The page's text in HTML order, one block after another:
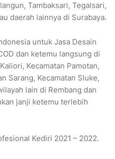
Tambaksari, Tegalsari,
daerah lainnya di Surabaya.
untuk Jasa Desain
dan ketemu langsung di
Kecamatan Pamotan,
Sarang, Kecamatan Sluke,
lain di Rembang dan
janji ketemu terlebih
Kediri 2021 – 2022.